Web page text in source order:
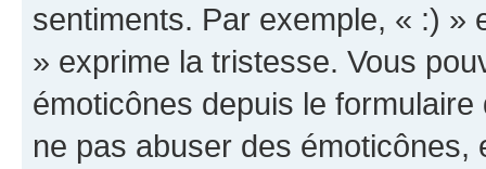
sentiments. Par exemple, « :) »
» exprime la tristesse. Vous
émoticônes depuis le
ne pas abuser des